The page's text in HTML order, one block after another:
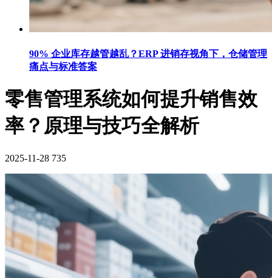
90% 企业库存越管越乱？ERP 进销存视角下，仓储管理
痛点与标准答案
零售管理系统如何提升销售效
率？原理与技巧全解析
2025-11-28 735